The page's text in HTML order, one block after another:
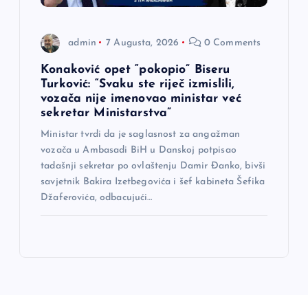
admin 7 Augusta, 2026 0 Comments
Konaković opet “pokopio” Biseru
Turković: “Svaku ste riječ izmislili,
vozača nije imenovao ministar već
sekretar Ministarstva”
Ministar tvrdi da je saglasnost za angažman
vozača u Ambasadi BiH u Danskoj potpisao
tadašnji sekretar po ovlaštenju Damir Đanko, bivši
savjetnik Bakira Izetbegovića i šef kabineta Šefika
Džaferovića, odbacujući…